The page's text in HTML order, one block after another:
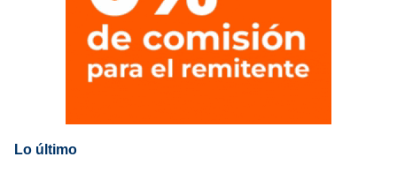
Lo último